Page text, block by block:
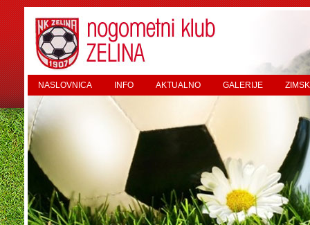
NASLOVNICA INFO AKTUALNO GALERIJE